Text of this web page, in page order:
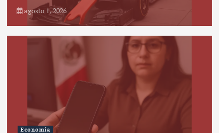
agosto 1, 2026
Economía